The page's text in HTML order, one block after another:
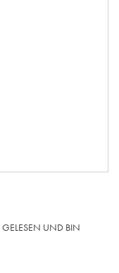
GELESEN UND BIN